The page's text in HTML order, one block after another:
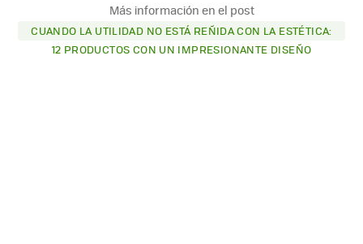
Más información en el post
CUANDO LA UTILIDAD NO ESTÁ REÑIDA CON LA ESTÉTICA:
12 PRODUCTOS CON UN IMPRESIONANTE DISEÑO